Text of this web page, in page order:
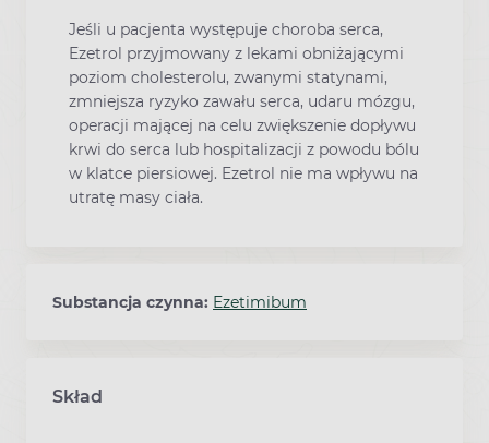
Jeśli u pacjenta występuje choroba serca,
Ezetrol przyjmowany z lekami obniżającymi
poziom cholesterolu, zwanymi statynami,
zmniejsza ryzyko zawału serca, udaru mózgu,
operacji mającej na celu zwiększenie dopływu
krwi do serca lub hospitalizacji z powodu bólu
w klatce piersiowej. Ezetrol nie ma wpływu na
utratę masy ciała.
Substancja czynna: Ezetimibum
Skład